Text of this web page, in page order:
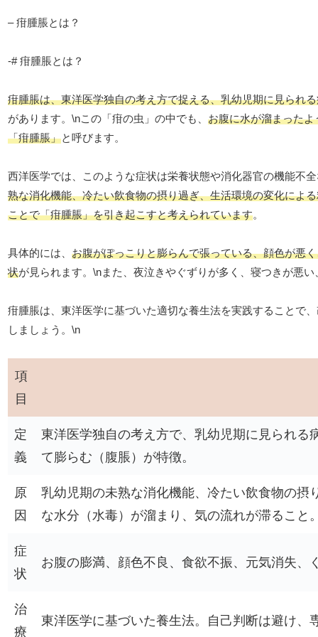
– 疳腫脹とは？
-# 疳腫脹とは？
疳腫脹は、東洋医学独自の考え方で捉える、乳幼児期に見られ
があります。\nこの「疳の虫」の中でも、 お腹に水が溜まった
「疳腫脹」と呼びます。
西洋医学では、このような症状は栄養状態や消化器官の機能不
熟な消化機能、冷たい飲食物の摂り過ぎ、生活環境の変化によ
ことで「疳腫脹」を引き起こすと考えられています。
具体的には、 お腹がぽっこりと膨らんで張っている、顔色が悪
状が見られます。\nまた、夜泣きやぐずりが多く、寝つきが悪
疳腫脹は、東洋医学に基づいた適切な養生法を実践することで
しましょう。\n
項
目
定
義
東洋医学独自の考え方で、乳幼児期に見られ
て膨らむ（腹脹）が特徴。
原
因
乳幼児期の未熟な消化機能、冷たい飲食物の
な水分（水毒）が溜まり、気の流れが滞ること
症
状
お腹の膨満、顔色不良、食欲不振、元気消失
治
療
東洋医学に基づいた養生法。自己判断は避け、